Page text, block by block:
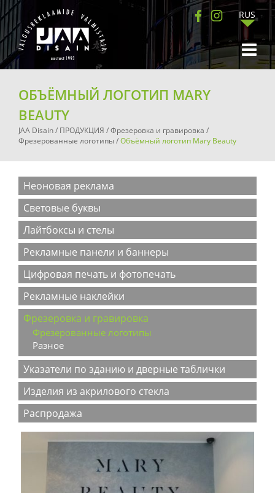
RUS
ОБЪЁМНЫЙ ЛОГОТИП MARY
BEAUTY
JAA Disain/ ПРОДУКЦИЯ /Фрезеровка и гравировка /
Фрезерованные логотипы/Объёмный логотип Mary Beauty
Неоновая реклама
Световые буквы
Лайтбоксы и стелы
Рекламные панели и баннеры
Цифровая печать и фотопечать
Рекламные наклейки
Фрезеровка и гравировка
Фрезерованные логотипы
Разное
Указатели по зданию и дверные таблички
Изделия из акрилового стекла
Распродажа